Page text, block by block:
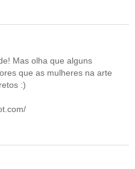
Mas olha que alguns
que as mulheres na arte
:)